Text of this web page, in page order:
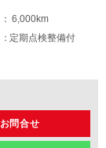
6,000km
定期点検整備付
お問合せ